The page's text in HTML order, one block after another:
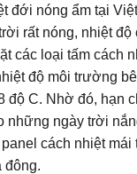
đới nóng ẩm tại
rất nóng, nhiệt độ
các loại tấm cách
độ môi trường
độ C. Nhờ đó, hạn
những ngày trời
cách nhiệt mái
đông.